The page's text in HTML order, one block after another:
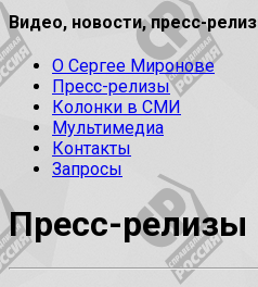
Видео, новости, пресс-
О Сергее Миронове
Пресс-релизы
Колонки в СМИ
Мультимедиа
Контакты
Запросы
Пресс-релизы